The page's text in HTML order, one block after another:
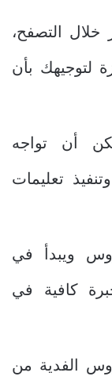
خلال التصفح،
لتوجيهك بأن
أن تواجه
تعليمات
ويبدأ في
كافية في
الفدية من